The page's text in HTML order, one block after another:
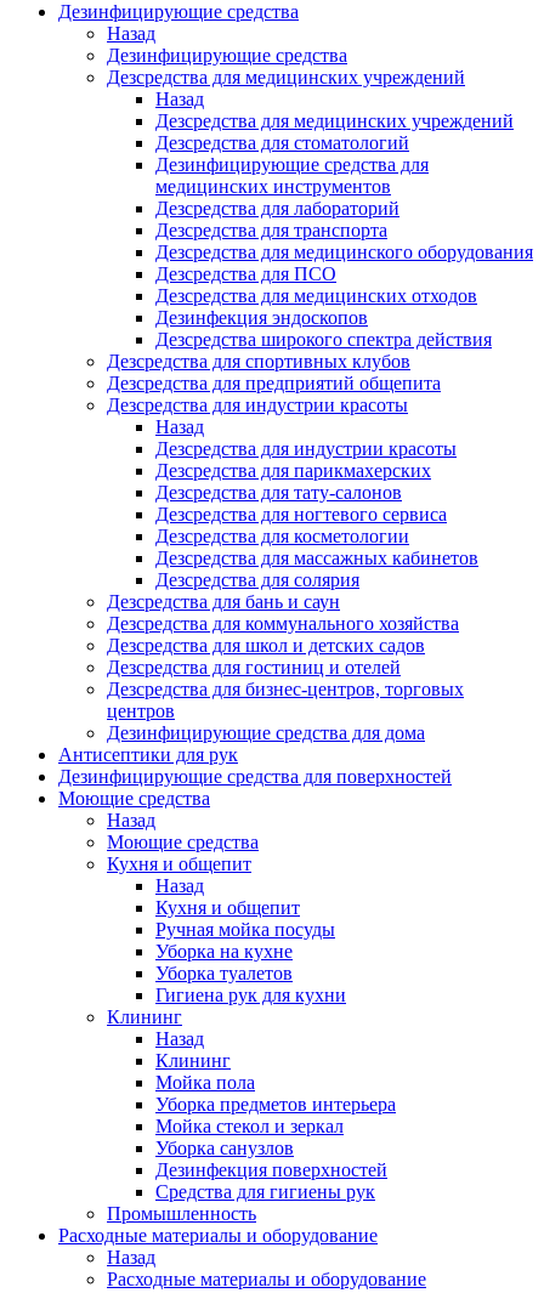
Дезинфицирующие средства
Назад
Дезинфицирующие средства
Дезсредства для медицинских учреждений
Назад
Дезсредства для медицинских учреждений
Дезсредства для стоматологий
Дезинфицирующие средства для
медицинских инструментов
Дезсредства для лабораторий
Дезсредства для транспорта
Дезсредства для медицинского оборудования
Дезсредства для ПСО
Дезсредства для медицинских отходов
Дезинфекция эндоскопов
Дезсредства широкого спектра действия
Дезсредства для спортивных клубов
Дезсредства для предприятий общепита
Дезсредства для индустрии красоты
Назад
Дезсредства для индустрии красоты
Дезсредства для парикмахерских
Дезсредства для тату-салонов
Дезсредства для ногтевого сервиса
Дезсредства для косметологии
Дезсредства для массажных кабинетов
Дезсредства для солярия
Дезсредства для бань и саун
Дезсредства для коммунального хозяйства
Дезсредства для школ и детских садов
Дезсредства для гостиниц и отелей
Дезсредства для бизнес-центров, торговых
центров
Дезинфицирующие средства для дома
Антисептики для рук
Дезинфицирующие средства для поверхностей
Моющие средства
Назад
Моющие средства
Кухня и общепит
Назад
Кухня и общепит
Ручная мойка посуды
Уборка на кухне
Уборка туалетов
Гигиена рук для кухни
Клининг
Назад
Клининг
Мойка пола
Уборка предметов интерьера
Мойка стекол и зеркал
Уборка санузлов
Дезинфекция поверхностей
Средства для гигиены рук
Промышленность
Расходные материалы и оборудование
Назад
Расходные материалы и оборудование